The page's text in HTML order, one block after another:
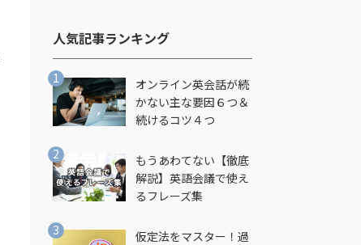
人気記事ランキング​
オンライン英会話が続
かない主な要因６つ＆
続けるコツ４つ
もうあわてない【徹底
解説】英語会議で使え
るフレーズ集
仮定法をマスター！過